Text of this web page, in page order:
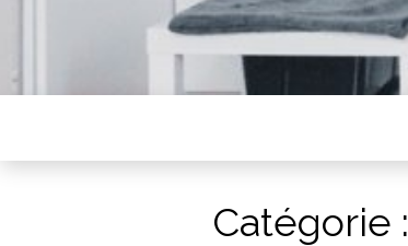
Catégorie :